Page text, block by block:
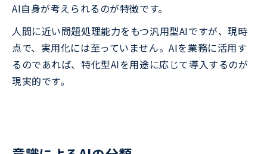
AI自身が考えられるのが特徴です。
人間に近い問題処理能力をもつ汎用型AIですが、現時
点で、実用化には至っていません。AIを業務に活用す
るのであれば、特化型AIを用途に応じて導入するのが
現実的です。